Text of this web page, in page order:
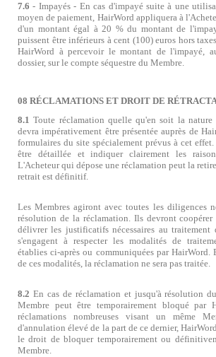
7.6 - Impayés - En cas d'impayé suite à une
moyen de paiement, HairWord appliquera à
d'un montant égal à 20 % du montant de
puissent être inférieurs à cent (100) euros hors
HairWord à percevoir le montant de l'impayé,
dossier, sur le compte séquestre du Membre.
08 RÉCLAMATIONS ET DROIT DE
8.1 Toute réclamation quelle qu'en soit la
devra impérativement être présentée auprès de
formulaires du site spécialement prévus à cet
être détaillée et indiquer clairement les
L'Acheteur qui dépose une réclamation peut la
retrait est définitif.
Les Membres agiront avec toutes les diligences
résolution de la réclamation. Ils devront
délivrer les justificatifs nécessaires au
s'engagent à respecter les modalités de
établies ci-après ou communiquées par HairWord.
de ces modalités, la réclamation ne sera pas traitée.
8.2 En cas de réclamation et jusqu'à résolution
Membre peut être temporairement bloqué par
réclamations nombreuses visant un même
d'annulation élevé de la part de ce dernier,
le droit de bloquer temporairement ou
Membre.